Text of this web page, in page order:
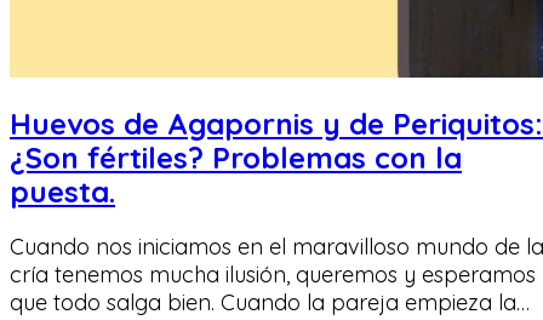
Huevos de Agapornis y de Periquitos:
¿Son fértiles? Problemas con la
puesta.
Cuando nos iniciamos en el maravilloso mundo de la
cría tenemos mucha ilusión, queremos y esperamos
que todo salga bien. Cuando la pareja empieza la…